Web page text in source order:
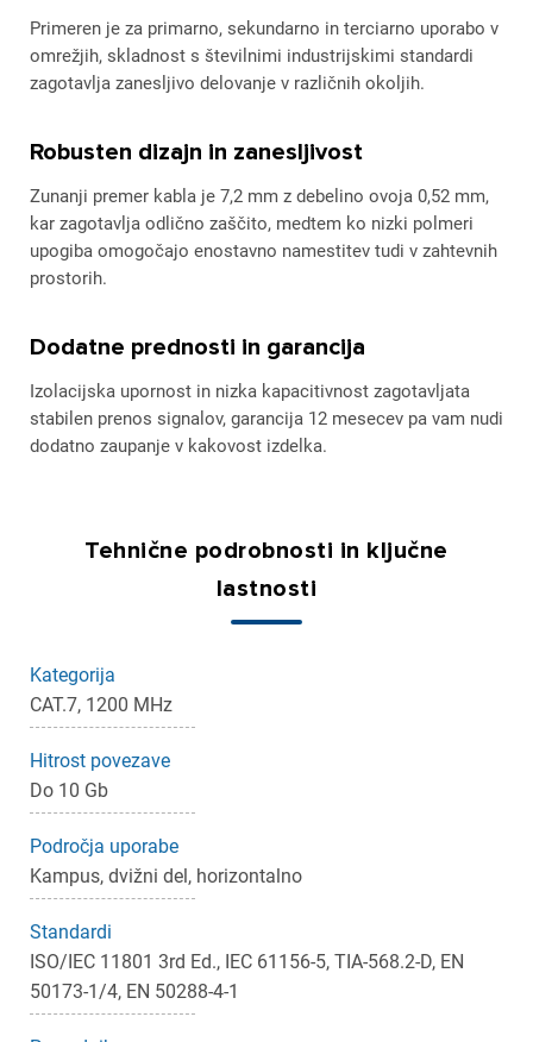
Primeren je za primarno, sekundarno in terciarno uporabo v
omrežjih, skladnost s številnimi industrijskimi standardi
zagotavlja zanesljivo delovanje v različnih okoljih.
Robusten dizajn in zanesljivost
Zunanji premer kabla je 7,2 mm z debelino ovoja 0,52 mm,
kar zagotavlja odlično zaščito, medtem ko nizki polmeri
upogiba omogočajo enostavno namestitev tudi v zahtevnih
prostorih.
Dodatne prednosti in garancija
Izolacijska upornost in nizka kapacitivnost zagotavljata
stabilen prenos signalov, garancija 12 mesecev pa vam nudi
dodatno zaupanje v kakovost izdelka.
Tehnične podrobnosti in ključne
lastnosti
Kategorija
CAT.7, 1200 MHz
Hitrost povezave
Do 10 Gb
Področja uporabe
Kampus, dvižni del, horizontalno
Standardi
ISO/IEC 11801 3rd Ed., IEC 61156-5, TIA-568.2-D, EN
50173-1/4, EN 50288-4-1